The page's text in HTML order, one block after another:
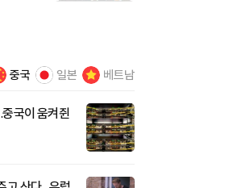
중국 일본 베트남
국이 움켜쥔